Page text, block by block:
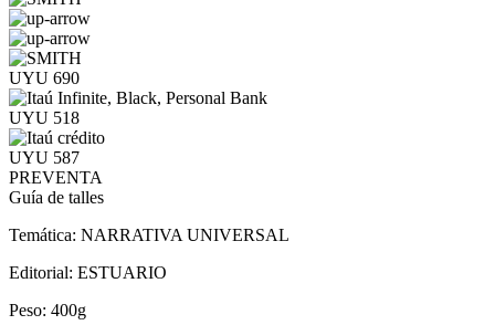
UYU 690
UYU 518
UYU 587
PREVENTA
Guía de talles
Temática: NARRATIVA UNIVERSAL
Editorial: ESTUARIO
Peso: 400g